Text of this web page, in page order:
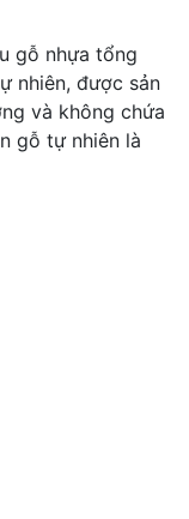
gỗ nhựa tổng
nhiên, được sản
và không chứa
gỗ tự nhiên là